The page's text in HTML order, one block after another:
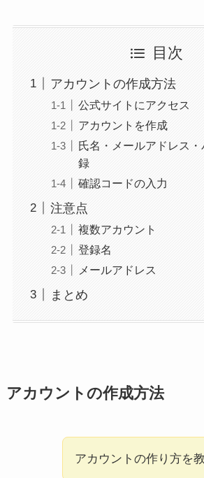
目次
アカウントの作成方法
公式サイトにアクセス
アカウントを作成
氏名・メールアドレス
録
確認コードの入力
注意点
複数アカウント
登録名
メールアドレス
まとめ
アカウントの作成方法
アカウントの作り方を